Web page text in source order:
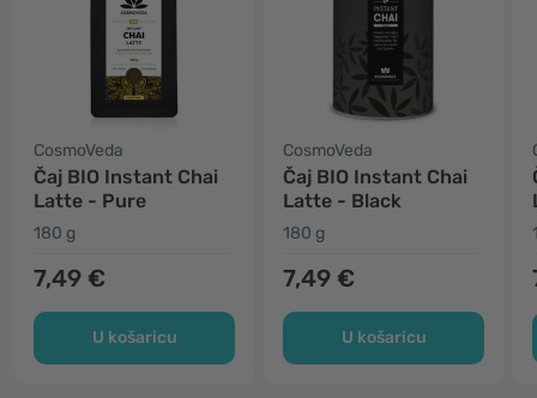
CosmoVeda
Čaj BIO Instant Chai
Latte - Pure
180 g
7,49 €
U košaricu
CosmoVeda
Čaj BIO Instant Chai
Latte - Black
180 g
7,49 €
U košaricu